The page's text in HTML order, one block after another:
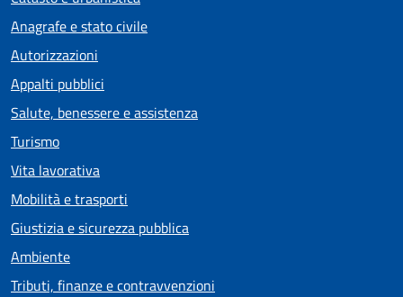
Anagrafe e stato civile
Autorizzazioni
Appalti pubblici
Salute, benessere e assistenza
Turismo
Vita lavorativa
Mobilità e trasporti
Giustizia e sicurezza pubblica
Ambiente
Tributi, finanze e contravvenzioni